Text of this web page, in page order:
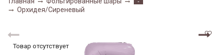
Орхидея/Сиреневый
Товар отсутствует